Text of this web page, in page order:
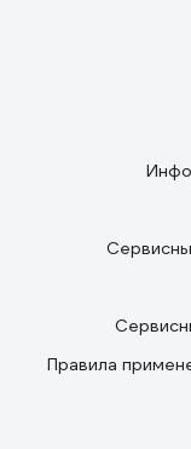
Правила